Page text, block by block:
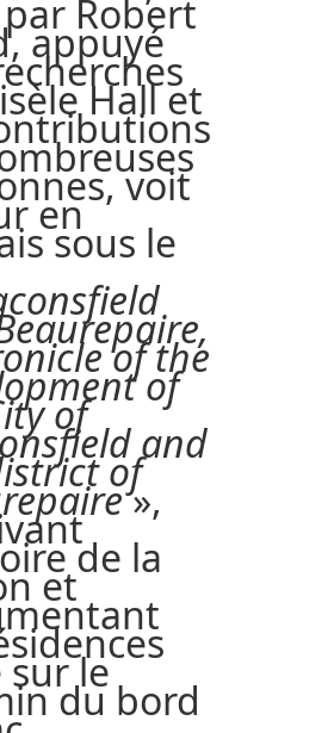
Robert
appuyé
Hall et
voit
en
sous le
of the
of
of
and
of
»,
de la
et
sur le
du bord